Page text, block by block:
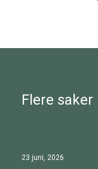
Flere saker
23 juni, 2026